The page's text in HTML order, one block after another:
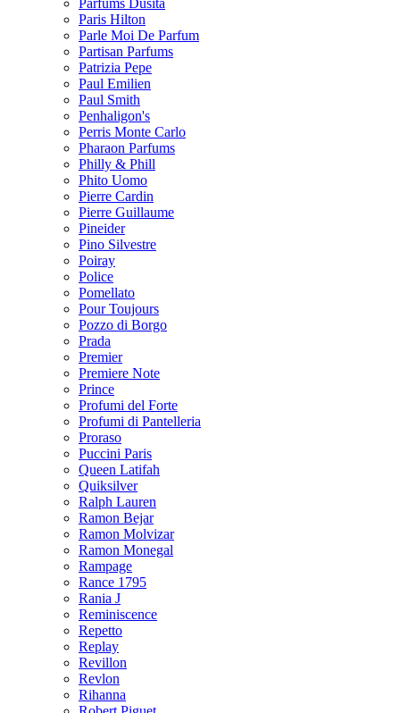
Parfums Dusita
Paris Hilton
Parle Moi De Parfum
Partisan Parfums
Patrizia Pepe
Paul Emilien
Paul Smith
Penhaligon's
Perris Monte Carlo
Pharaon Parfums
Philly & Phill
Phito Uomo
Pierre Cardin
Pierre Guillaume
Pineider
Pino Silvestre
Poiray
Police
Pomellato
Pour Toujours
Pozzo di Borgo
Prada
Premier
Premiere Note
Prince
Profumi del Forte
Profumi di Pantelleria
Proraso
Puccini Paris
Queen Latifah
Quiksilver
Ralph Lauren
Ramon Bejar
Ramon Molvizar
Ramon Monegal
Rampage
Rance 1795
Rania J
Reminiscence
Repetto
Replay
Revillon
Revlon
Rihanna